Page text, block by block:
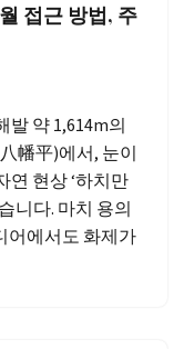
접근 방법, 주
발 약 1,614m의
幡平)에서, 눈이
연 현상 ‘하치만
니다. 마치 용의
어에서도 화제가